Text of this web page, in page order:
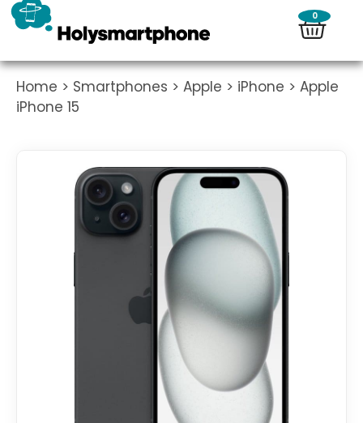
0
Home > Smartphones > Apple > iPhone > Apple
iPhone 15